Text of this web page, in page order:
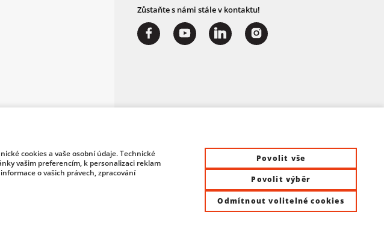
Zůstaňte s námi stále v kontaktu!
support investment in
cookies a vaše osobní údaje. Technické
vašim preferencím, k personalizaci reklam
o vašich právech, zpracování
Povolit vše
Povolit výběr
Odmítnout volitelné cookies